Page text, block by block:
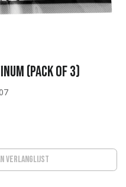
(pack of 3)
verlanglijst